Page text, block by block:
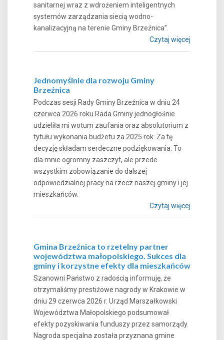
sanitarnej wraz z wdrożeniem inteligentnych
systemów zarządzania siecią wodno-
kanalizacyjną na terenie Gminy Brzeźnica”.
Czytaj więcej
Jednomyślnie dla rozwoju Gminy
Brzeźnica
Podczas sesji Rady Gminy Brzeźnica w dniu 24
czerwca 2026 roku Rada Gminy jednogłośnie
udzieliła mi wotum zaufania oraz absolutorium z
tytułu wykonania budżetu za 2025 rok. Za tę
decyzję składam serdeczne podziękowania. To
dla mnie ogromny zaszczyt, ale przede
wszystkim zobowiązanie do dalszej
odpowiedzialnej pracy na rzecz naszej gminy i jej
mieszkańców.
Czytaj więcej
Gmina Brzeźnica to rzetelny partner
województwa małopolskiego. Sukces dla
gminy i korzystne efekty dla mieszkańców
Szanowni Państwo z radością informuję, że
otrzymaliśmy prestiżowe nagrody w Krakowie w
dniu 29 czerwca 2026 r. Urząd Marszałkowski
Województwa Małopolskiego podsumował
efekty pozyskiwania funduszy przez samorządy.
Nagroda specjalna została przyznana gmine